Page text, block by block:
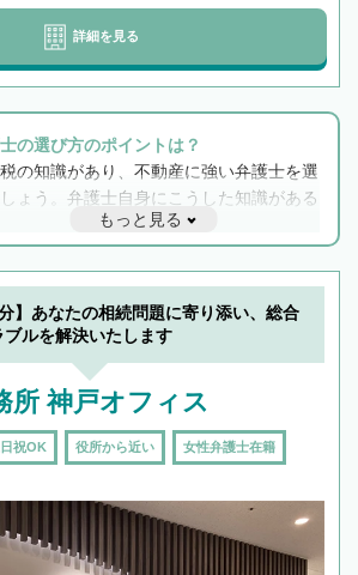
詳細を見る
の選び方のポイントは？
の知識があり、不動産に強い弁護士を選
ょう。弁護士自身にこうした知識がある
士業との連携もスムーズに進み、トラブル
みならず相続をトータルで任せることが
す。また、相続は感情がからむ分野なの
ーリングも重要です。実際に電話や面談
数の弁護士と会話をしてウマが合う方に依
もっと見る
】あなたの相続問題に寄り添い、総合
ルを解決いたします
所 神戸オフィス
祝OK 役所から近い 女性弁護士在籍